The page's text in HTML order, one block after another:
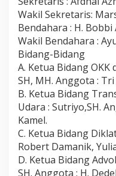
Wakil Sekretaris:
Bendahara : H. Bobbi
Wakil Bendahara :
Bidang-Bidang
A. Ketua Bidang OKK
SH, MH. Anggota :
B. Ketua Bidang
Udara : Sutriyo,SH.
Kamel.
C. Ketua Bidang
Robert Damanik,
D. Ketua Bidang
SH. Anggota : H.